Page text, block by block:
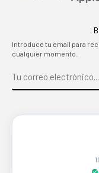
Introduce tu email para
cualquier momento.